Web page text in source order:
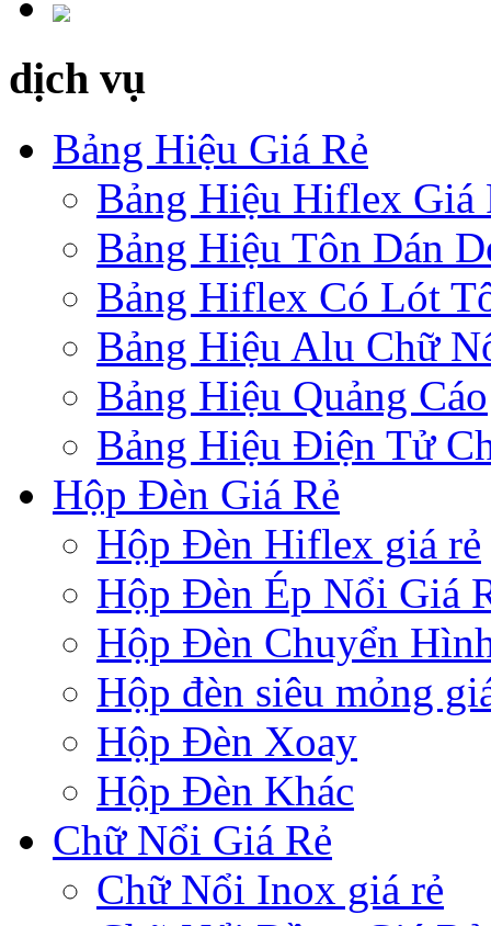
dịch vụ
Bảng Hiệu Giá Rẻ
Bảng Hiệu Hiflex Giá
Bảng Hiệu Tôn Dán
Bảng Hiflex Có Lót
Bảng Hiệu Alu Chữ
Bảng Hiệu Quảng Cáo
Bảng Hiệu Điện Tử
Hộp Đèn Giá Rẻ
Hộp Đèn Hiflex giá rẻ
Hộp Đèn Ép Nổi Giá
Hộp Đèn Chuyển
Hộp đèn siêu mỏng
Hộp Đèn Xoay
Hộp Đèn Khác
Chữ Nổi Giá Rẻ
Chữ Nổi Inox giá rẻ